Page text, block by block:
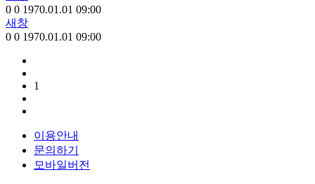
0 0 1970.01.01 09:00
새창
0 0 1970.01.01 09:00
1
이용안내
문의하기
모바일버전